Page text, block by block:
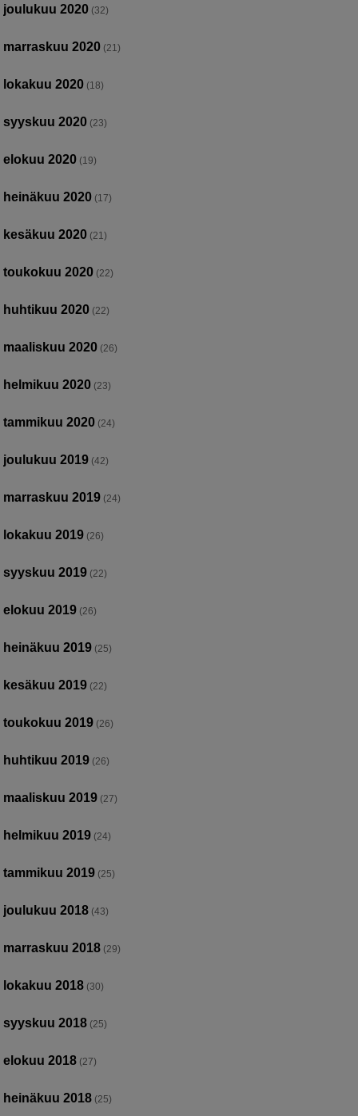
joulukuu 2020 (32)
marraskuu 2020 (21)
lokakuu 2020 (18)
syyskuu 2020 (23)
elokuu 2020 (19)
heinäkuu 2020 (17)
kesäkuu 2020 (21)
toukokuu 2020 (22)
huhtikuu 2020 (22)
maaliskuu 2020 (26)
helmikuu 2020 (23)
tammikuu 2020 (24)
joulukuu 2019 (42)
marraskuu 2019 (24)
lokakuu 2019 (26)
syyskuu 2019 (22)
elokuu 2019 (26)
heinäkuu 2019 (25)
kesäkuu 2019 (22)
toukokuu 2019 (26)
huhtikuu 2019 (26)
maaliskuu 2019 (27)
helmikuu 2019 (24)
tammikuu 2019 (25)
joulukuu 2018 (43)
marraskuu 2018 (29)
lokakuu 2018 (30)
syyskuu 2018 (25)
elokuu 2018 (27)
heinäkuu 2018 (25)